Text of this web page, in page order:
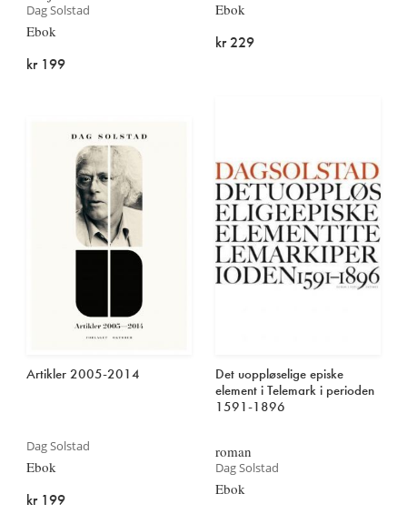
Dag Solstad
Ebok
kr 199
Ebok
kr 229
Artikler 2005-2014
Dag Solstad
Ebok
kr 199
Det uoppløselige episke
element i Telemark i perioden
1591-1896
roman
Dag Solstad
Ebok